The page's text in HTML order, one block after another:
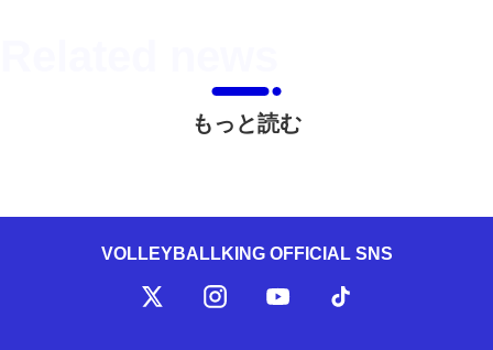
もっと読む
VOLLEYBALLKING OFFICIAL SNS